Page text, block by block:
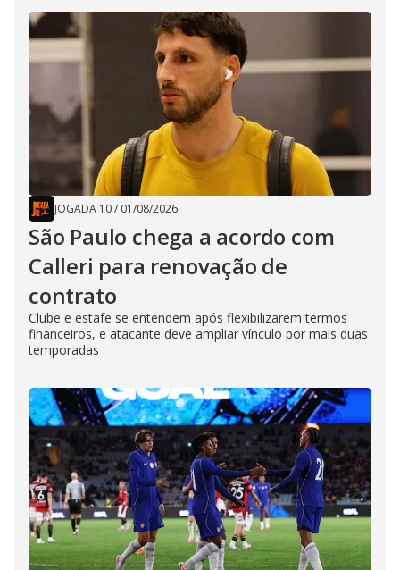
JOGADA 10/ 01/08/2026
São Paulo chega a acordo com
Calleri para renovação de
contrato
Clube e estafe se entendem após flexibilizarem termos
financeiros, e atacante deve ampliar vínculo por mais duas
temporadas